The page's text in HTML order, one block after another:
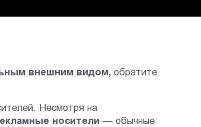
внешним видом,обратите
Несмотря на
носители — обычные